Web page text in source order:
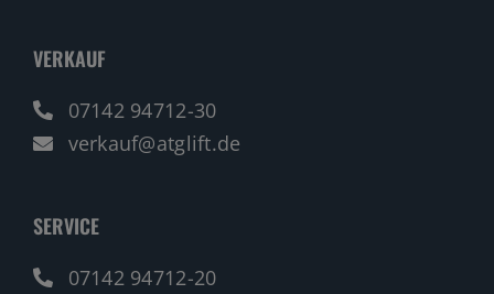
VERKAUF
07142 94712-30
verkauf@atglift.de
SERVICE
07142 94712-20